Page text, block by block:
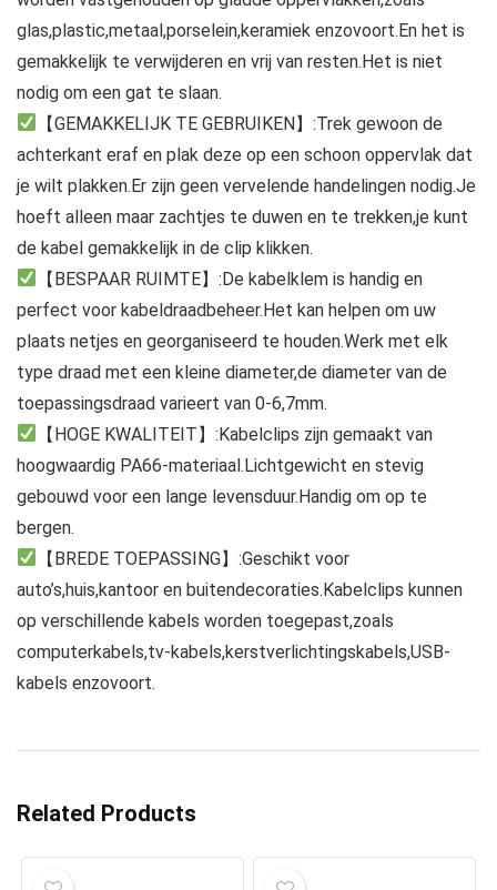
glas,plastic,metaal,porselein,keramiek enzovoort.En het is
gemakkelijk te verwijderen en vrij van resten.Het is niet
nodig om een gat te slaan.
【GEMAKKELIJK TE GEBRUIKEN】:Trek gewoon de
achterkant eraf en plak deze op een schoon oppervlak dat
je wilt plakken.Er zijn geen vervelende handelingen nodig.Je
hoeft alleen maar zachtjes te duwen en te trekken,je kunt
de kabel gemakkelijk in de clip klikken.
【BESPAAR RUIMTE】:De kabelklem is handig en
perfect voor kabeldraadbeheer.Het kan helpen om uw
plaats netjes en georganiseerd te houden.Werk met elk
type draad met een kleine diameter,de diameter van de
toepassingsdraad varieert van 0-6,7mm.
【HOGE KWALITEIT】:Kabelclips zijn gemaakt van
hoogwaardig PA66-materiaal.Lichtgewicht en stevig
gebouwd voor een lange levensduur.Handig om op te
bergen.
【BREDE TOEPASSING】:Geschikt voor
auto’s,huis,kantoor en buitendecoraties.Kabelclips kunnen
op verschillende kabels worden toegepast,zoals
computerkabels,tv-kabels,kerstverlichtingskabels,USB-
kabels enzovoort.
Related Products